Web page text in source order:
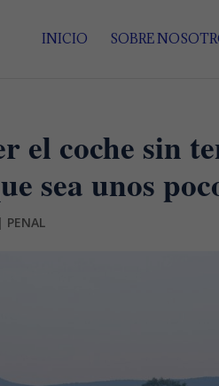
INICIO SOBRE
el coche sin
sea unos
| PENAL